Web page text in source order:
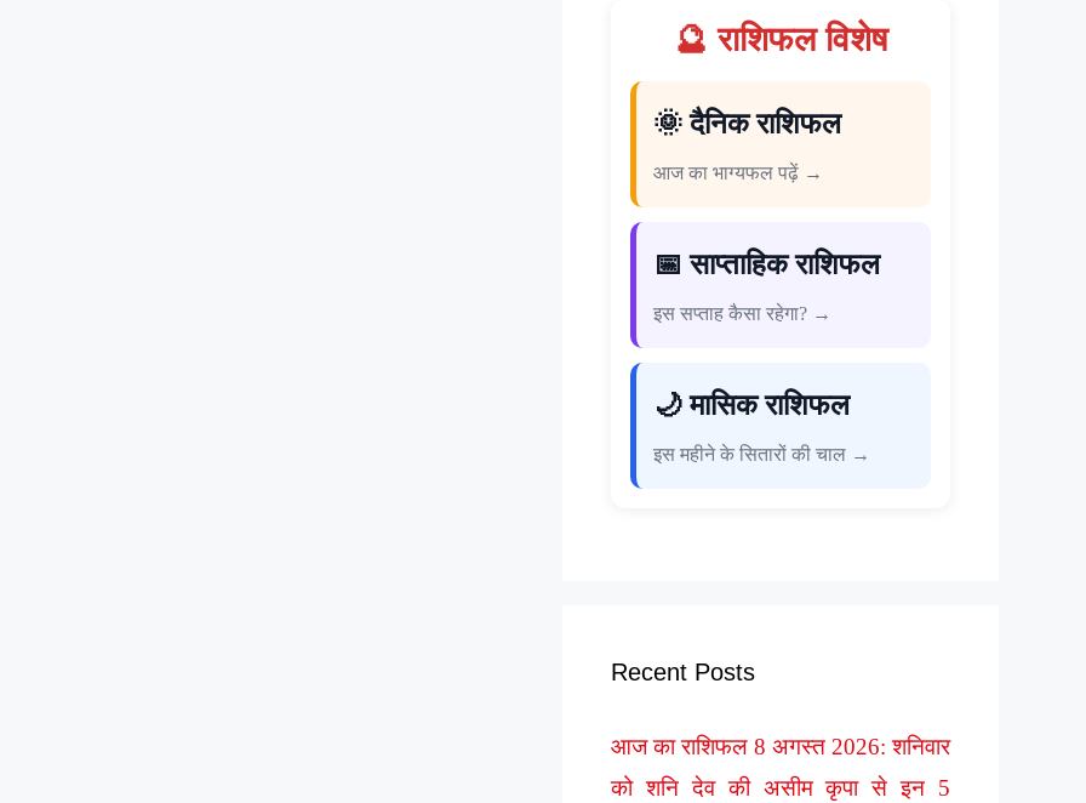
🔮 राशिफल विशेष
🌞 दैनिक राशिफल
आज का भाग्यफल पढ़ें →
📅 साप्ताहिक राशिफल
इस सप्ताह कैसा रहेगा? →
🌙 मासिक राशिफल
इस महीने के सितारों की चाल →
Recent Posts
आज का राशिफल 8 अगस्त 2026: शनिवार
को शनि देव की असीम कृपा से इन 5